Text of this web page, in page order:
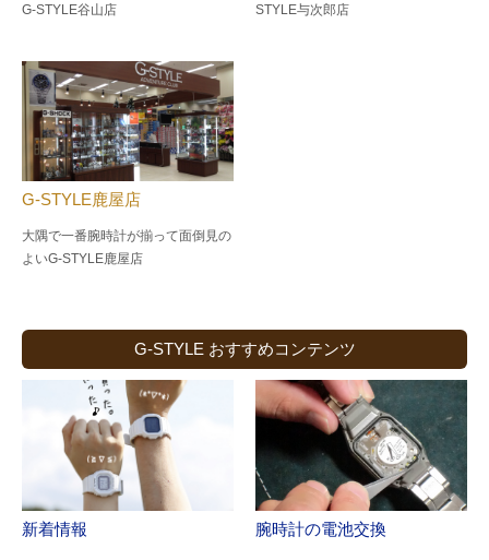
G-STYLE谷山店
STYLE与次郎店
G-STYLE鹿屋店
大隅で一番腕時計が揃って面倒見の
よいG-STYLE鹿屋店
G-STYLE おすすめコンテンツ
新着情報 腕時計の電池交換